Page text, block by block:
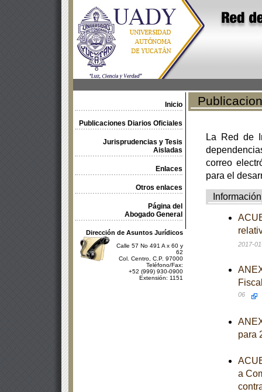
Inicio
Publicaciones Diarios Oficiales
Jurisprudencias y Tesis
Aisladas
Enlaces
Otros enlaces
Página del
Abogado General
Dirección de Asuntos Jurídicos
Calle 57 No 491 A x 60 y
62
Col. Centro, C.P. 97000
Teléfono/Fax:
+52 (999) 930-0900
Extensión: 1151
La Red de
correo
para el
Información
2017-
06
para
a